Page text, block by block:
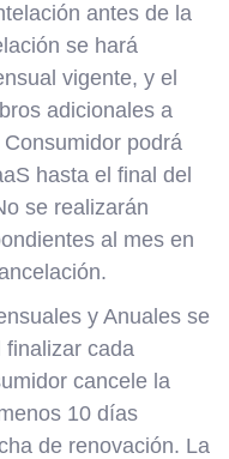
antes de la
se hará
vigente, y el
adicionales a
podrá
hasta el final del
se realizarán
al mes en
y Anuales se
finalizar cada
cancele la
10 días
de renovación. La